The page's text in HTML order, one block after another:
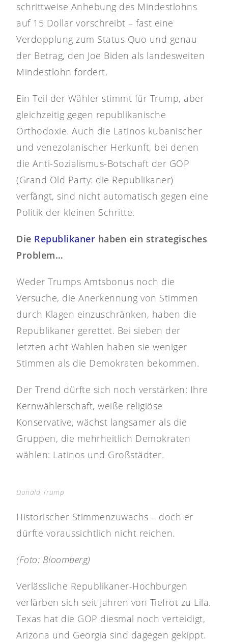
schrittweise Anhebung des Mindestlohns
auf 15 Dollar vorschreibt – fast eine
Verdopplung zum Status Quo und genau
der Betrag, den Joe Biden als landesweiten
Mindestlohn fordert.
Ein Teil der Wähler stimmt für Trump, aber
gleichzeitig gegen republikanische
Orthodoxie. Auch die Latinos kubanischer
und venezolanischer Herkunft, bei denen
die Anti-Sozialismus-Botschaft der GOP
(Grand Old Party: die Republikaner)
verfängt, sind nicht automatisch gegen eine
Politik der kleinen Schritte.
Die Republikaner haben ein strategisches
Problem…
Weder Trumps Amtsbonus noch die
Versuche, die Anerkennung von Stimmen
durch Klagen einzuschränken, haben die
Republikaner gerettet. Bei sieben der
letzten acht Wahlen haben sie weniger
Stimmen als die Demokraten bekommen.
Der Trend dürfte sich noch verstärken: Ihre
Kernwählerschaft, weiße religiöse
Konservative, wächst langsamer als die
Gruppen, die mehrheitlich Demokraten
wählen: Latinos und Großstädter.
Donald Trump
Historischer Stimmenzuwachs – doch er
dürfte voraussichtlich nicht reichen.
(Foto: Bloomberg)
Verlässliche Republikaner-Hochburgen
verfärben sich seit Jahren von Tiefrot zu Lila.
Texas hat die GOP diesmal noch verteidigt,
Arizona und Georgia sind dagegen gekippt.